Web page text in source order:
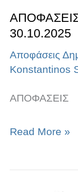
30.10.2025
Αποφάσεις
Konstantinos
ΑΠΟΦΑΣΕΙΣ
Read More »